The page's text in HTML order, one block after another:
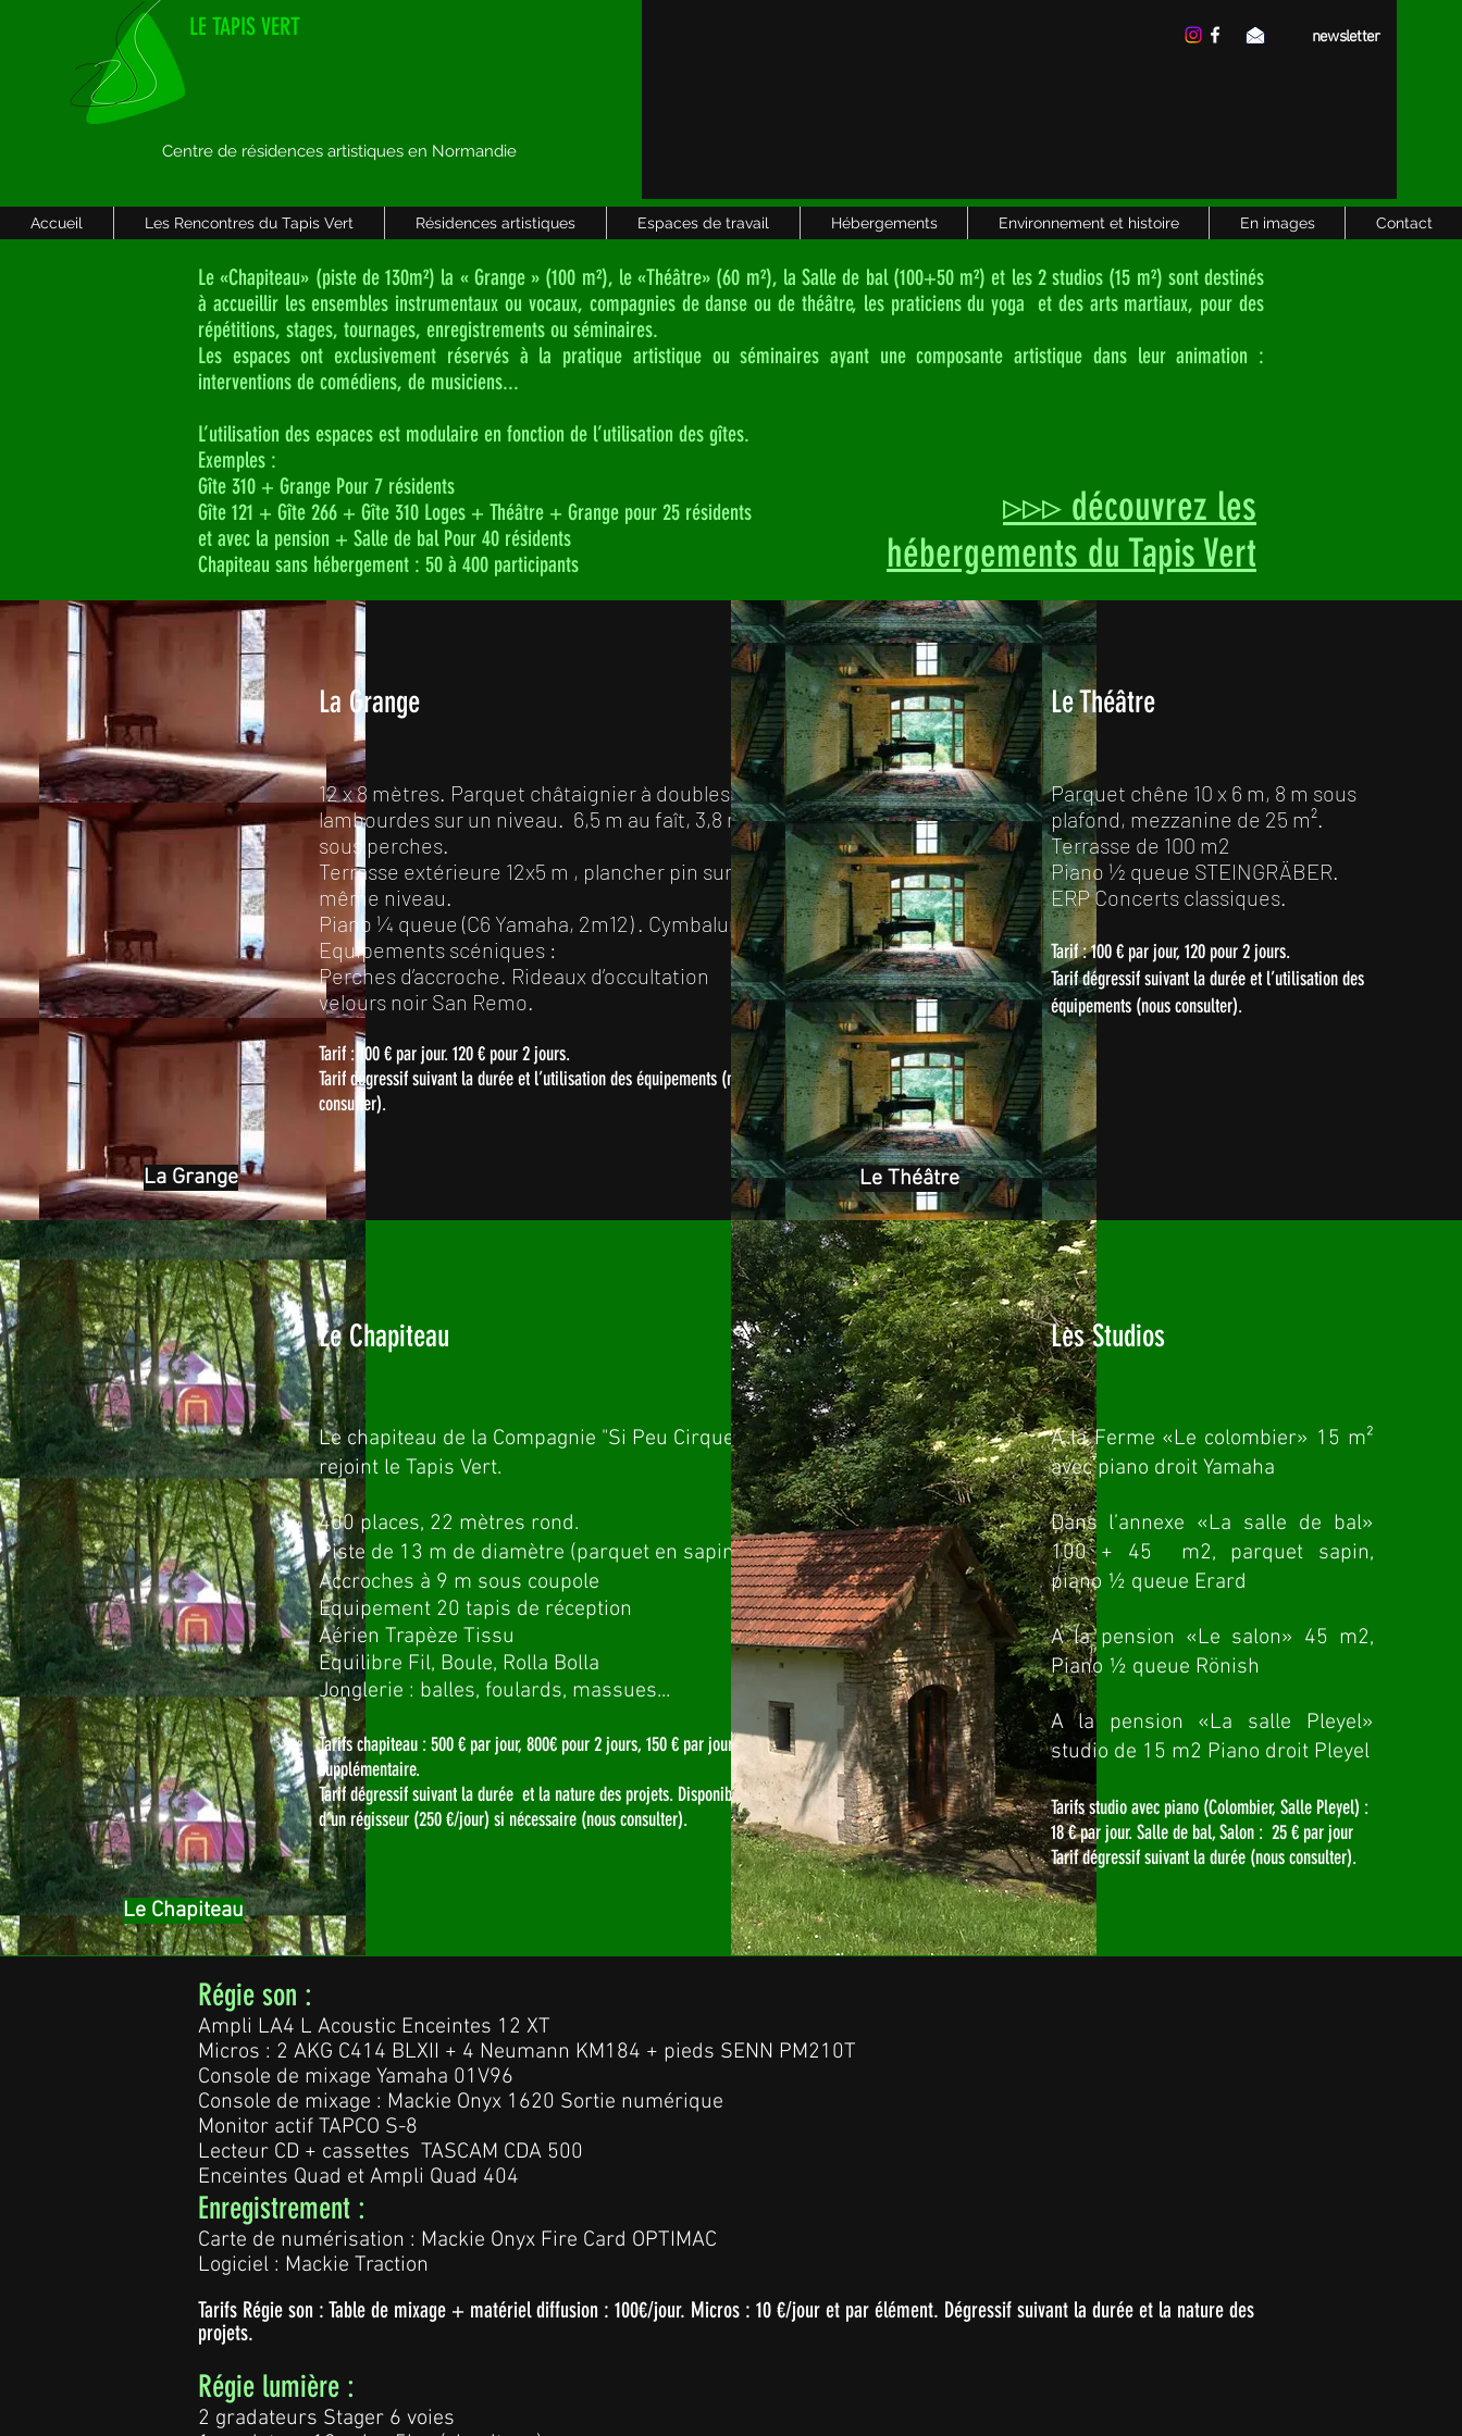
LE TAPIS VERT
Centre de résidences artistiques en Normandie
newsletter
Accueil Les Rencontres du Tapis Vert Résidences artistiques Espaces de travail Hébergements Environnement et histoire En images Contact
Le «Chapiteau» (piste de 130m²) la « Grange » (100 m²), le «Théâtre» (60 m²), la Salle de bal (100+50 m²) et les 2 studios (15 m²) sont destinés
à accueillir les ensembles instrumentaux ou vocaux, compagnies de danse ou de théâtre, les praticiens du yoga et des arts martiaux, pour des
répétitions, stages, tournages, enregistrements ou séminaires.
Les espaces ont exclusivement réservés à la pratique artistique ou séminaires ayant une composante artistique dans leur animation :
interventions de comédiens, de musiciens...
L’utilisation des espaces est modulaire en fonction de l’utilisation des gîtes.
Exemples :
Gîte 310 + Grange Pour 7 résidents
Gîte 121 + Gîte 266 + Gîte 310 Loges + Théâtre + Grange pour 25 résidents
et avec la pension + Salle de bal Pour 40 résidents
Chapiteau sans hébergement : 50 à 400 participants
▹▹▹ découvrez les
hébergements du Tapis Vert
La Grange
La Grange
12 x 8 mètres. Parquet châtaignier à doubles
lambourdes sur un niveau. 6,5 m au faît, 3,8 m
sous perches.
Terrasse extérieure 12x5 m , plancher pin sur le
même niveau.
Piano ¼ queue (C6 Yamaha, 2m12) . Cymbalum
Equipements scéniques :
Perches d’accroche. Rideaux d’occultation
velours noir San Remo.
Tarif : 100 € par jour. 120 € pour 2 jours.
Tarif dégressif suivant la durée et l’utilisation des équipements (nous
consulter).
Le Théâtre
Le Théâtre
Parquet chêne 10 x 6 m, 8 m sous
plafond, mezzanine de 25 m².
Terrasse de 100 m2
Piano ½ queue STEINGRÄBER.
ERP Concerts classiques.
Tarif : 100 € par jour, 120 pour 2 jours.
Tarif dégressif suivant la durée et l’utilisation des
équipements (nous consulter).
Le Chapiteau
Le Chapiteau
Le chapiteau de la Compagnie "Si Peu Cirque" a
rejoint le Tapis Vert.
400 places, 22 mètres rond.
Piste de 13 m de diamètre (parquet en sapin).
Accroches à 9 m sous coupole
Equipement 20 tapis de réception
Aérien Trapèze Tissu
Equilibre Fil, Boule, Rolla Bolla
Jonglerie : balles, foulards, massues...
Tarifs chapiteau : 500 € par jour, 800€ pour 2 jours, 150 € par jour
supplémentaire.
Tarif dégressif suivant la durée et la nature des projets. Disponibilité
d’un régisseur (250 €/jour) si nécessaire (nous consulter).
Les Studios
A la Ferme «Le colombier» 15 m²
avec piano droit Yamaha
Dans l’annexe «La salle de bal»
100 + 45 m2, parquet sapin,
piano ½ queue Erard
A la pension «Le salon» 45 m2,
Piano ½ queue Rönish
A la pension «La salle Pleyel»
studio de 15 m2 Piano droit Pleyel
Tarifs studio avec piano (Colombier, Salle Pleyel) :
18 € par jour. Salle de bal, Salon : 25 € par jour
Tarif dégressif suivant la durée (nous consulter).
Régie son :
Ampli LA4 L Acoustic Enceintes 12 XT
Micros : 2 AKG C414 BLXII + 4 Neumann KM184 + pieds SENN PM210T
Console de mixage Yamaha 01V96
Console de mixage : Mackie Onyx 1620 Sortie numérique
Monitor actif TAPCO S-8
Lecteur CD + cassettes TASCAM CDA 500
Enceintes Quad et Ampli Quad 404
Enregistrement :
Carte de numérisation : Mackie Onyx Fire Card OPTIMAC
Logiciel : Mackie Traction
Tarifs Régie son : Table de mixage + matériel diffusion : 100€/jour. Micros : 10 €/jour et par élément. Dégressif suivant la durée et la nature des
projets.
Régie lumière :
2 gradateurs Stager 6 voies